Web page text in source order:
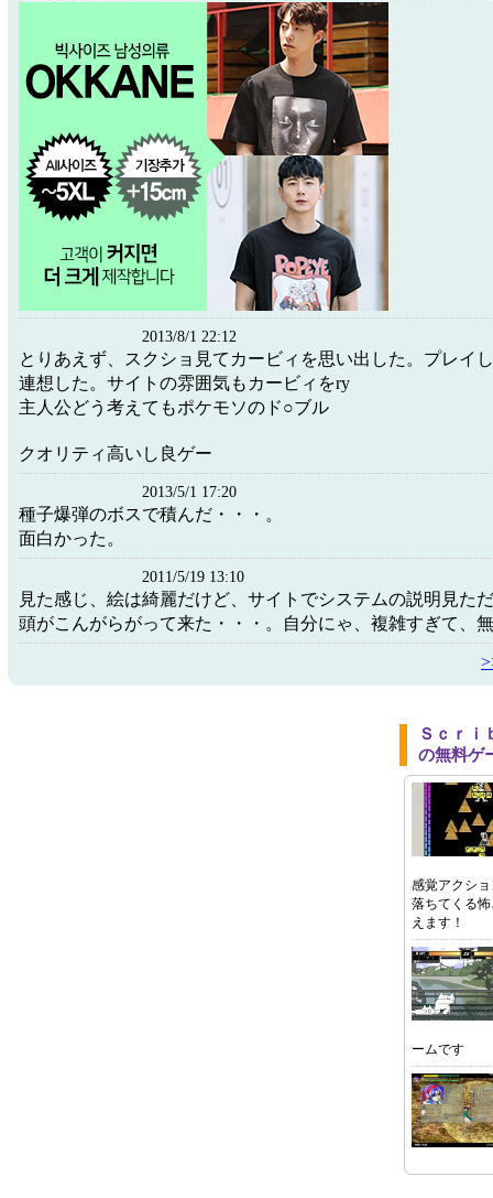
2013/8/1 22:12
とりあえず、スクショ見てカービィを思い出した。プレイ
連想した。サイトの雰囲気もカービィをry
主人公どう考えてもポケモソのド○ブル
クオリティ高いし良ゲー
2013/5/1 17:20
種子爆弾のボスで積んだ・・・。
面白かった。
2011/5/19 13:10
見た感じ、絵は綺麗だけど、サイトでシステムの説明見た
頭がこんがらがって来た・・・。自分にゃ、複雑すぎて、
Ｓｃｒｉ
の無料ゲ
感覚アクシ
落ちてくる
えます！
ームです